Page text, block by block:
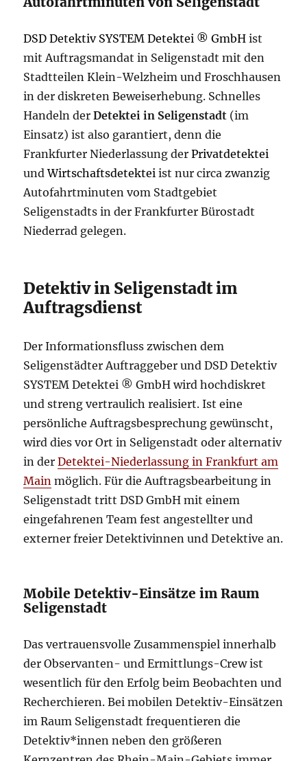
DSD Detektiv SYSTEM Detektei ® GmbH ist
mit Auftragsmandat in Seligenstadt mit den
Stadtteilen Klein-Welzheim und Froschhausen
in der diskreten Beweiserhebung. Schnelles
Handeln derDetektei in Seligenstadt (im
Einsatz) ist also garantiert, denn die
Frankfurter Niederlassung derPrivatdetektei
undWirtschaftsdetektei ist nur circa zwanzig
Autofahrtminuten vom Stadtgebiet
Seligenstadts in der Frankfurter Bürostadt
Niederrad gelegen.
Detektiv in Seligenstadt im
Auftragsdienst
Der Informationsfluss zwischen dem
Seligenstädter Auftraggeber und DSD Detektiv
SYSTEM Detektei ® GmbH wird hochdiskret
und streng vertraulich realisiert. Ist eine
persönliche Auftragsbesprechung gewünscht,
wird dies vor Ort in Seligenstadt oder alternativ
in derDetektei-Niederlassung in Frankfurt am
Main möglich. Für die Auftragsbearbeitung in
Seligenstadt tritt DSD GmbH mit einem
eingefahrenen Team fest angestellter und
externer freier Detektivinnen und Detektive an.
Mobile Detektiv-Einsätze im Raum
Seligenstadt
Das vertrauensvolle Zusammenspiel innerhalb
der Observanten- und Ermittlungs-Crew ist
wesentlich für den Erfolg beim Beobachten und
Recherchieren. Bei mobilen Detektiv-Einsätzen
im Raum Seligenstadt frequentieren die
Detektiv*innen neben den größeren